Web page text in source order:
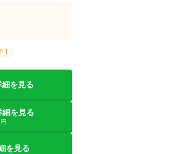
を見る
を見る
を見る